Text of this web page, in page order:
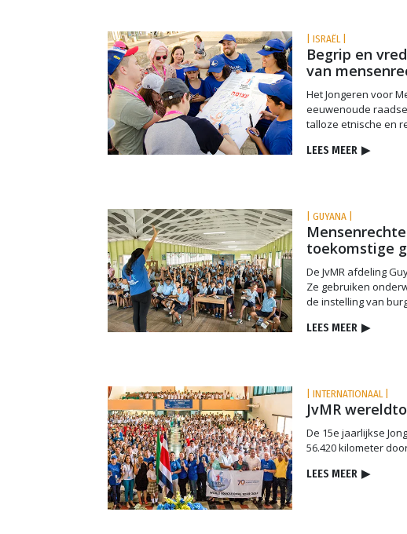
| ISRAËL |
Begrip en
van
Het Jongeren voor
eeuwenoude
talloze etnische en
LEES MEER ▶
| GUYANA |
toekomstige
De JvMR afdeling
Ze gebruiken
de instelling van
LEES MEER ▶
| INTERNATIONAAL |
JvMR
De 15e jaarlijkse
56.420 kilometer
LEES MEER ▶